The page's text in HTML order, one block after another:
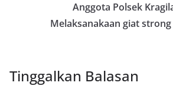
Anggota Polsek
Melaksanakaan giat
Tinggalkan Balasan